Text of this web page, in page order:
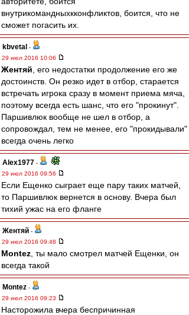
внутрикомандныхкконфликтов, боится, что не
сможет погасить их.
kbvetal -
29 июл 2016 10:06
Жентяй , его недостатки продолжение его же
достоинств. Он резко идет в отбор, старается
встречать игрока сразу в момент приема мяча,
поэтому всегда есть шанс, что его "прокинут".
Паршивлюк вообще не шел в отбор, а
сопровождал, тем не менее, его "прокидывали"
всегда очень легко
Alex1977 -
29 июл 2016 09:56
Если Ещенко сыграет еще пару таких матчей,
то Паршивлюк вернется в основу. Вчера был
тихий ужас на его фланге
Жентяй -
29 июл 2016 09:48
Montez , ты мало смотрел матчей Ещенки, он
всегда такой
Montez -
29 июл 2016 09:23
Насторожила вчера беспричинная